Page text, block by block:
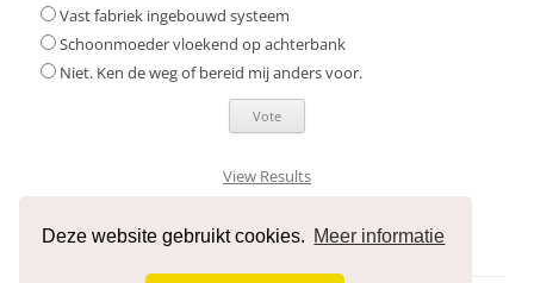
Deze website gebruikt cookies. Meer informatie
Vast fabriek ingebouwd systeem
Schoonmoeder vloekend op achterbank
Niet. Ken de weg of bereid mij anders voor.
View Results